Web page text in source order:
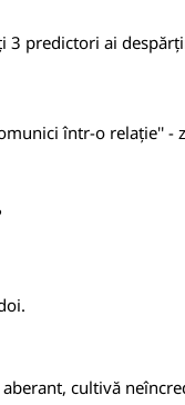
3 predictori ai
într-o relație'' -
cultivă